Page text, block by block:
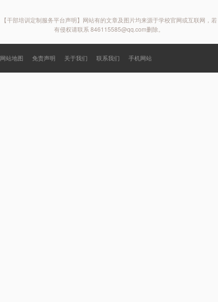
【干部培训定制服务平台声明】网站有的文章及图片均来源于学校官网或互联网，若
有侵权请联系 846115585@qq.com删除。
网站地图 免责声明 关于我们 联系我们 手机网站